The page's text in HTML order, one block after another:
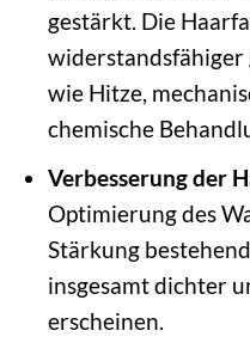
gestärkt. Die
widerstandsfähiger
wie Hitze,
chemische
Verbesserung der
Optimierung des
Stärkung
insgesamt dichter
erscheinen.